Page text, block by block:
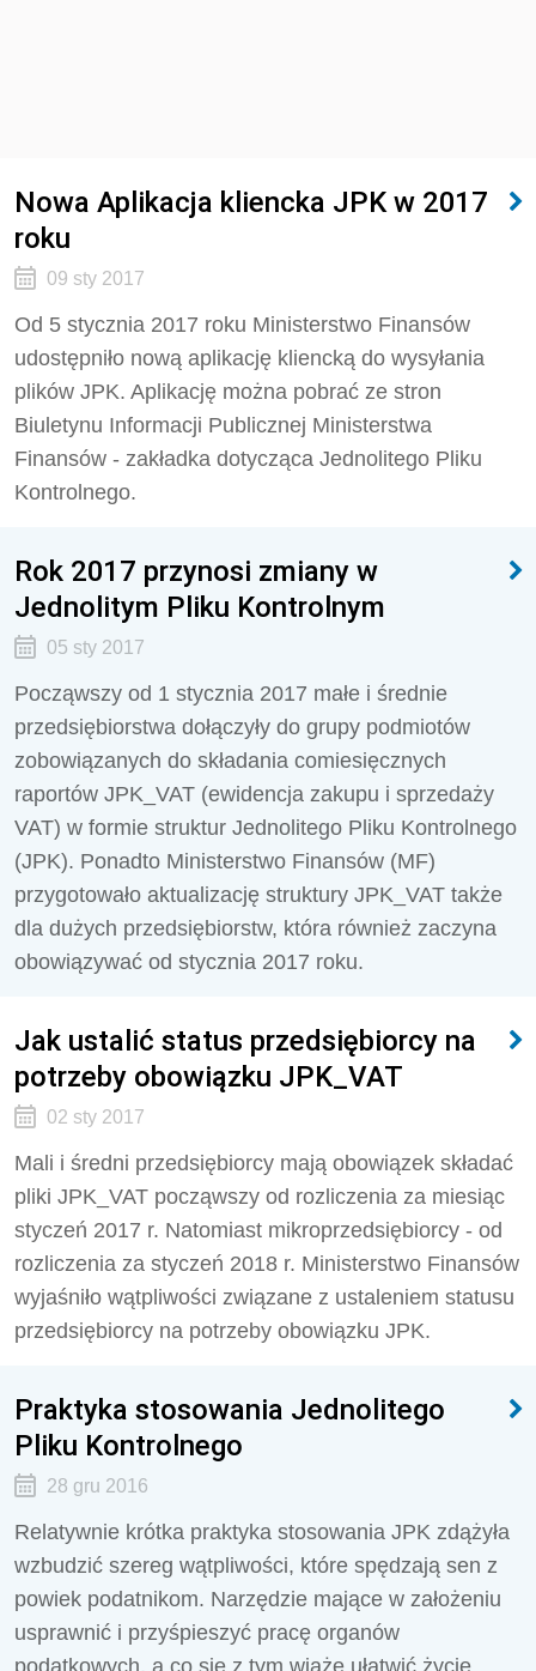
Nowa Aplikacja kliencka JPK w 2017
roku
09 sty 2017
Od 5 stycznia 2017 roku Ministerstwo Finansów
udostępniło nową aplikację kliencką do wysyłania
plików JPK. Aplikację można pobrać ze stron
Biuletynu Informacji Publicznej Ministerstwa
Finansów - zakładka dotycząca Jednolitego Pliku
Kontrolnego.
Rok 2017 przynosi zmiany w
Jednolitym Pliku Kontrolnym
05 sty 2017
Począwszy od 1 stycznia 2017 małe i średnie
przedsiębiorstwa dołączyły do grupy podmiotów
zobowiązanych do składania comiesięcznych
raportów JPK_VAT (ewidencja zakupu i sprzedaży
VAT) w formie struktur Jednolitego Pliku Kontrolnego
(JPK). Ponadto Ministerstwo Finansów (MF)
przygotowało aktualizację struktury JPK_VAT także
dla dużych przedsiębiorstw, która również zaczyna
obowiązywać od stycznia 2017 roku.
Jak ustalić status przedsiębiorcy na
potrzeby obowiązku JPK_VAT
02 sty 2017
Mali i średni przedsiębiorcy mają obowiązek składać
pliki JPK_VAT począwszy od rozliczenia za miesiąc
styczeń 2017 r. Natomiast mikroprzedsiębiorcy - od
rozliczenia za styczeń 2018 r. Ministerstwo Finansów
wyjaśniło wątpliwości związane z ustaleniem statusu
przedsiębiorcy na potrzeby obowiązku JPK.
Praktyka stosowania Jednolitego
Pliku Kontrolnego
28 gru 2016
Relatywnie krótka praktyka stosowania JPK zdążyła
wzbudzić szereg wątpliwości, które spędzają sen z
powiek podatnikom. Narzędzie mające w założeniu
usprawnić i przyśpieszyć pracę organów
podatkowych, a co się z tym wiąże ułatwić życie